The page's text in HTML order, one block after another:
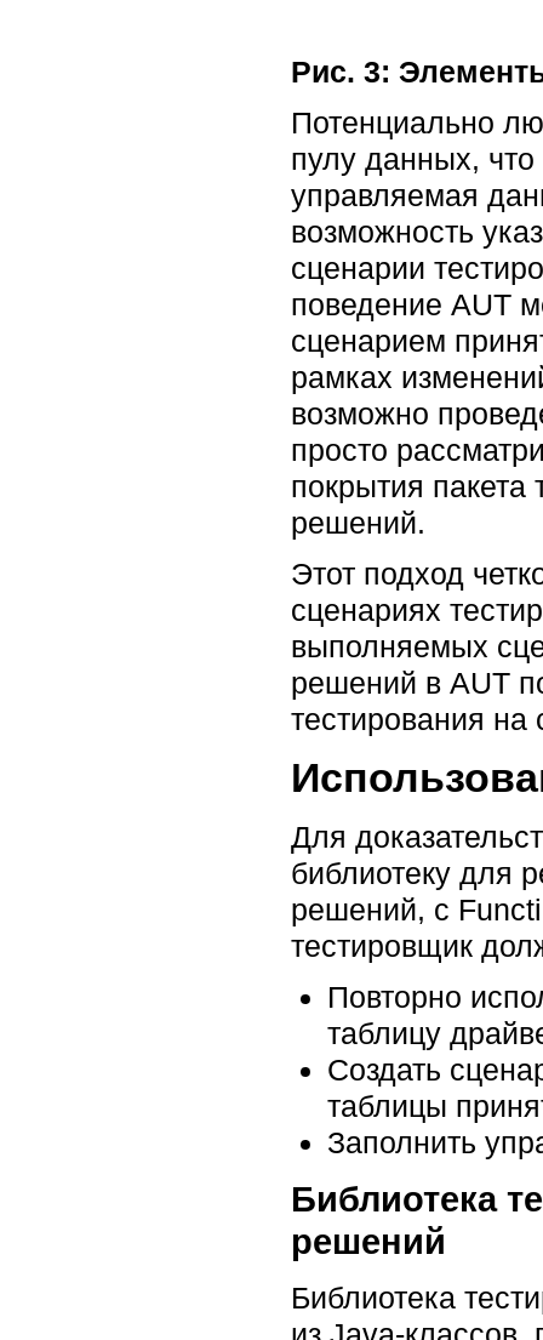
Рис. 3:
Потенциально
пулу данных,
управляемая
возможность
сценарии
поведение AUT
сценарием
рамках
возможно
просто
покрытия
решений.
Этот подход
сценариях
выполняемых
решений в AUT
тестирования на
Для
библиотеку для
решений, с
тестировщик
Повторно
таблицу
Создать
таблицы
Заполнить
Библиотека
решений
Библиотека